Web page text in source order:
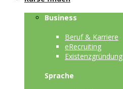
Business
Beruf & Karriere
eRecruiting
Existenzgründung
Sprache